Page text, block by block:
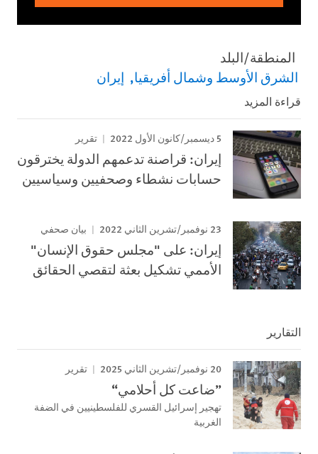
المنطقة/البلد
الشرق الأوسط وشمال أفريقيا إيران
قراءة المزيد
5 ديسمبر/كانون الأول 2022 تقرير
إيران: قراصنة تدعمهم الدولة يخترقون
حسابات نشطاء وصحفيين وسياسيين
23 نوفمبر/تشرين الثاني 2022 بيان صحفي
إيران: على "مجلس حقوق الإنسان"
الأممي تشكيل بعثة لتقصي الحقائق
التقارير
20 نوفمبر/تشرين الثاني 2025 تقرير
”ضاعت كل أحلامي“
تهجير إسرائيل القسري للفلسطينيين في الضفة
الغربية